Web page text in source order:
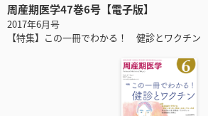
周産期医学47巻6号【電子版】
2017年6月号
【特集】この一冊でわかる！ 健診とワクチン